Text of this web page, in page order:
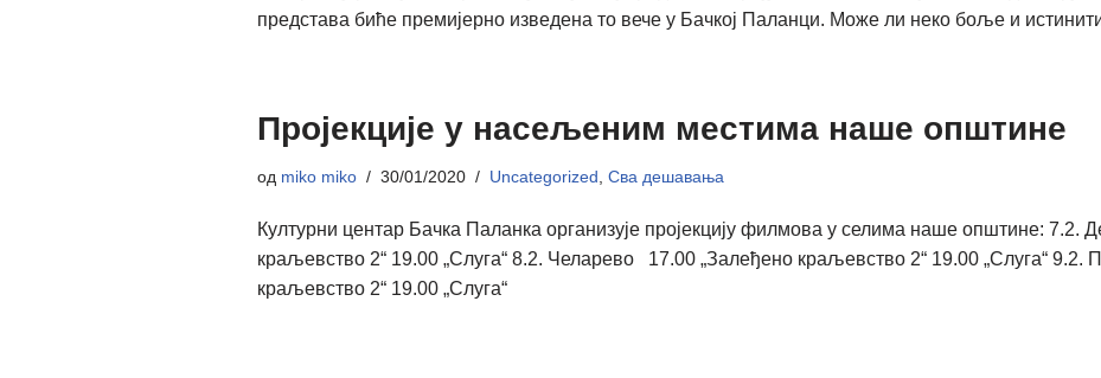
представа биће премијерно изведена то вече у Бачкој Паланци. Може ли неко боље и
Пројекције у насељеним местима наше општине
од miko miko 30/01/2020 Uncategorized Сва дешавања
Културни центар Бачка Паланка организује пројекцију филмова у селима наше општине: 7.2.
краљевство 2“ 19.00 „Слуга“ 8.2. Челарево 17.00 „Залеђено краљевство 2“ 19.00 „Слуга“
краљевство 2“ 19.00 „Слуга“